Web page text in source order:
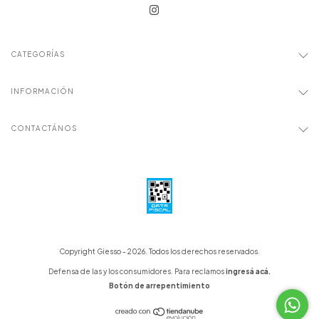
CATEGORÍAS
INFORMACIÓN
CONTACTÁNOS
Copyright Giesso - 2026. Todos los derechos reservados.
Defensa de las y los consumidores. Para reclamosingresá acá.
Botón de arrepentimiento